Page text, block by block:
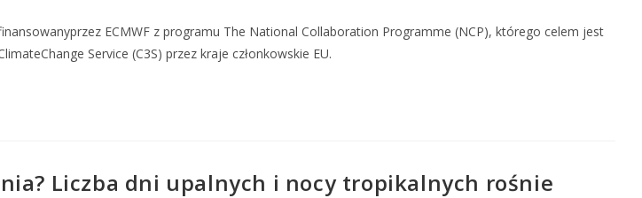
ECMWF z programu The National Collaboration Programme (NCP), którego celem jest
Service (C3S) przez kraje członkowskie EU.
Liczba dni upalnych i nocy tropikalnych rośnie